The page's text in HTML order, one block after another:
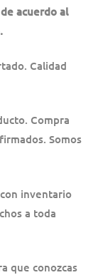
acuerdo al
Calidad
Compra
Somos
inventario
a toda
que conozcas